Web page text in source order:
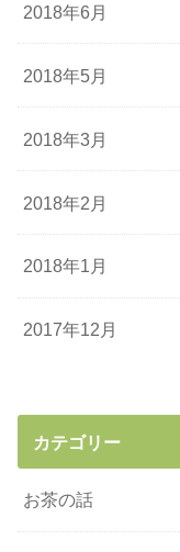
2018年6月
2018年5月
2018年3月
2018年2月
2018年1月
2017年12月
カテゴリー
お茶の話